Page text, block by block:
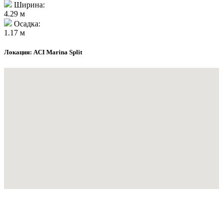
Ширина:
4.29 м
Осадка:
1.17 м
Локация: ACI Marina Split